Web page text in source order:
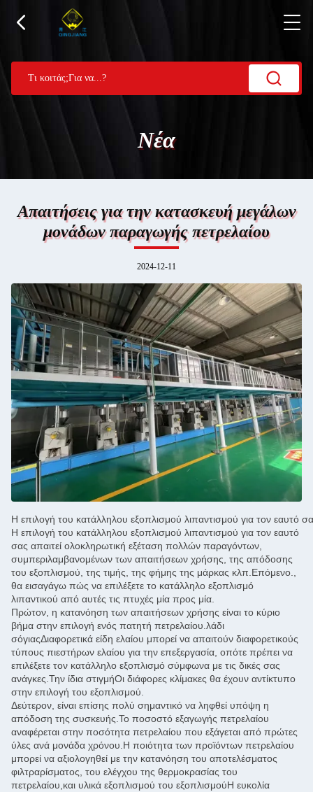
Νέα
Απαιτήσεις για την κατασκευή μεγάλων
μονάδων παραγωγής πετρελαίου
2024-12-11
Η επιλογή του κατάλληλου εξοπλισμού λιπαντισμού για τον εαυτό
Η επιλογή του κατάλληλου εξοπλισμού λιπαντισμού για τον εαυτό
σας απαιτεί ολοκληρωτική εξέταση πολλών παραγόντων,
συμπεριλαμβανομένων των απαιτήσεων χρήσης, της απόδοσης
του εξοπλισμού, της τιμής, της φήμης της μάρκας κλπ.Επόμενο.,
θα εισαγάγω πώς να επιλέξετε το κατάλληλο εξοπλισμό
λιπαντικού από αυτές τις πτυχές μία προς μία.
Πρώτον, η κατανόηση των απαιτήσεων χρήσης είναι το κύριο
βήμα στην επιλογή ενός πατητή πετρελαίου.λάδι
σόγιαςΔιαφορετικά είδη ελαίου μπορεί να απαιτούν διαφορετικούς
τύπους πιεστήρων ελαίου για την επεξεργασία, οπότε πρέπει να
επιλέξετε τον κατάλληλο εξοπλισμό σύμφωνα με τις δικές σας
ανάγκες.Την ίδια στιγμήΟι διάφορες κλίμακες θα έχουν αντίκτυπο
στην επιλογή του εξοπλισμού.
Δεύτερον, είναι επίσης πολύ σημαντικό να ληφθεί υπόψη η
απόδοση της συσκευής.Το ποσοστό εξαγωγής πετρελαίου
αναφέρεται στην ποσότητα πετρελαίου που εξάγεται από πρώτες
ύλες ανά μονάδα χρόνου.Η ποιότητα των προϊόντων πετρελαίου
μπορεί να αξιολογηθεί με την κατανόηση του αποτελέσματος
φιλτραρίσματος, του ελέγχου της θερμοκρασίας του
πετρελαίου,και υλικά εξοπλισμού του εξοπλισμούΗ ευκολία